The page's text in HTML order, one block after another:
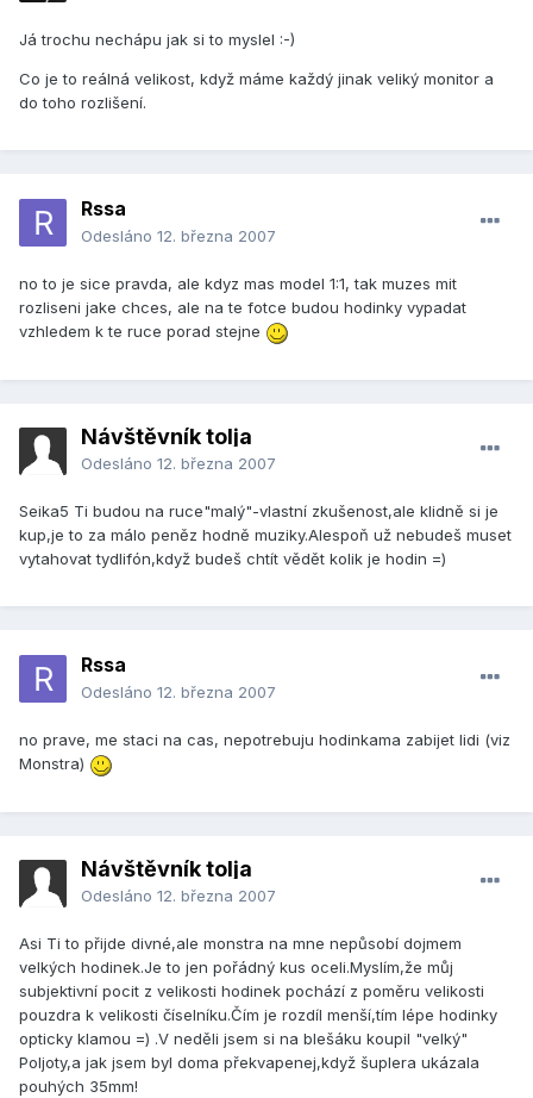
Já trochu nechápu jak si to myslel :-)
Co je to reálná velikost, když máme každý jinak veliký monitor a
do toho rozlišení.
Rssa
Odesláno 12. března 2007
no to je sice pravda, ale kdyz mas model 1:1, tak muzes mit
rozliseni jake chces, ale na te fotce budou hodinky vypadat
vzhledem k te ruce porad stejne
Návštěvník tolja
Odesláno 12. března 2007
Seika5 Ti budou na ruce"malý"-vlastní zkušenost,ale klidně si je
kup,je to za málo peněz hodně muziky.Alespoň už nebudeš muset
vytahovat tydlifón,když budeš chtít vědět kolik je hodin =)
Rssa
Odesláno 12. března 2007
no prave, me staci na cas, nepotrebuju hodinkama zabijet lidi (viz
Monstra)
Návštěvník tolja
Odesláno 12. března 2007
Asi Ti to přijde divné,ale monstra na mne nepůsobí dojmem
velkých hodinek.Je to jen pořádný kus oceli.Myslím,že můj
subjektivní pocit z velikosti hodinek pochází z poměru velikosti
pouzdra k velikosti číselníku.Čím je rozdíl menší,tím lépe hodinky
opticky klamou =) .V neděli jsem si na blešáku koupil "velký"
Poljoty,a jak jsem byl doma překvapenej,když šuplera ukázala
pouhých 35mm!